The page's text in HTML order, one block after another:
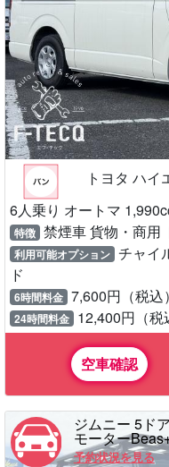
トヨタ ハ
6人乗り オートマ
特徴 禁煙車 貨物・商用
利用可能オプション チャイ
ド
6時間料金 7,600円（税込）
24時間料金 12,400円（税
空車確認
ジムニー 5ド
モーター
予約状況を見る